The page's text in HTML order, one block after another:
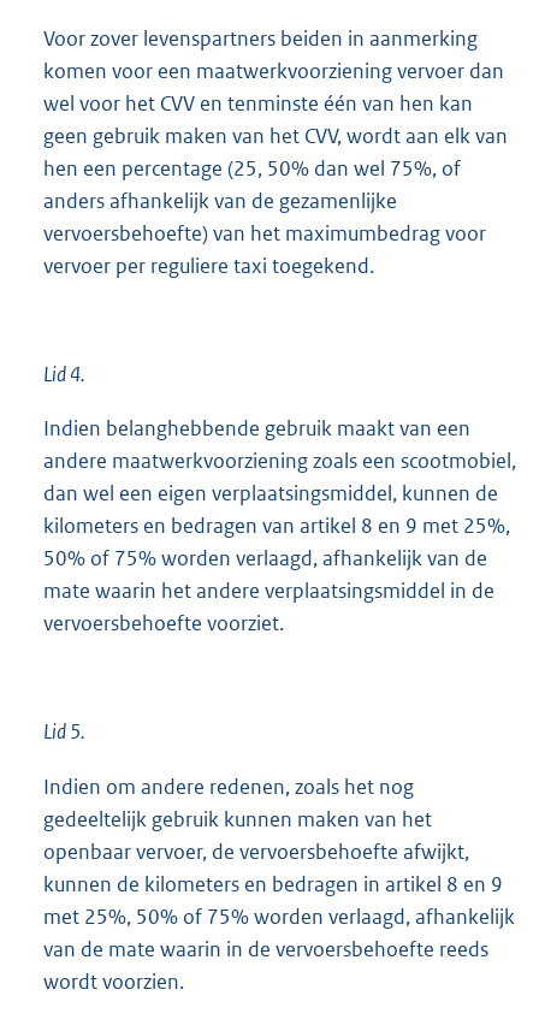
Voor zover levenspartners beiden in aanmerking
komen voor een maatwerkvoorziening vervoer dan
wel voor het CVV en tenminste één van hen kan
geen gebruik maken van het CVV, wordt aan elk van
hen een percentage (25, 50% dan wel 75%, of
anders afhankelijk van de gezamenlijke
vervoersbehoefte) van het maximumbedrag voor
vervoer per reguliere taxi toegekend.
Lid 4.
Indien belanghebbende gebruik maakt van een
andere maatwerkvoorziening zoals een scootmobiel,
dan wel een eigen verplaatsingsmiddel, kunnen de
kilometers en bedragen van artikel 8 en 9 met 25%,
50% of 75% worden verlaagd, afhankelijk van de
mate waarin het andere verplaatsingsmiddel in de
vervoersbehoefte voorziet.
Lid 5.
Indien om andere redenen, zoals het nog
gedeeltelijk gebruik kunnen maken van het
openbaar vervoer, de vervoersbehoefte afwijkt,
kunnen de kilometers en bedragen in artikel 8 en 9
met 25%, 50% of 75% worden verlaagd, afhankelijk
van de mate waarin in de vervoersbehoefte reeds
wordt voorzien.